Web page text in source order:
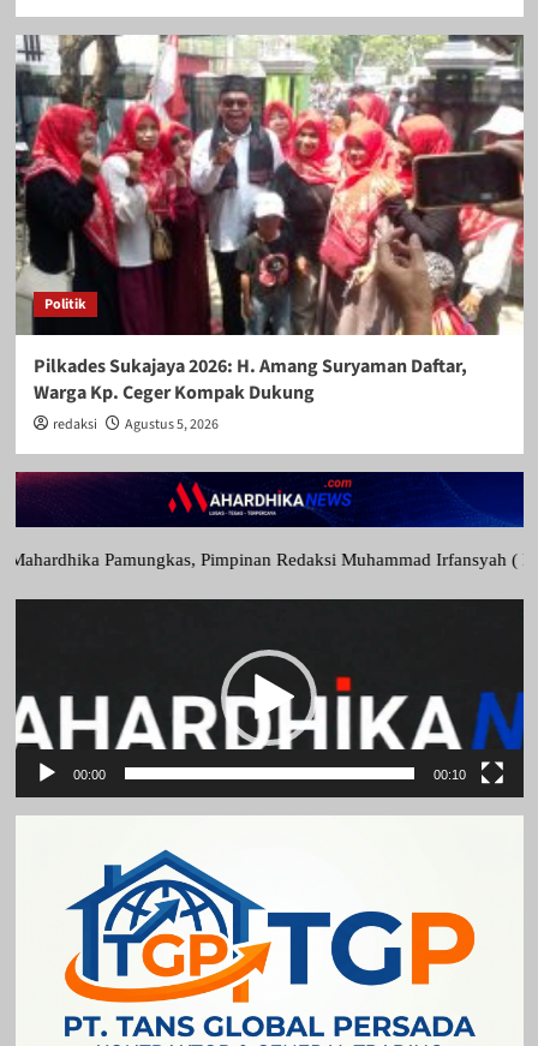
Politik
Pilkades Sukajaya 2026: H. Amang Suryaman Daftar,
Warga Kp. Ceger Kompak Dukung
redaksi Agustus 5, 2026
Pimpinan Redaksi Muhammad Irfansyah ( Ngkong),
00:00 00:10